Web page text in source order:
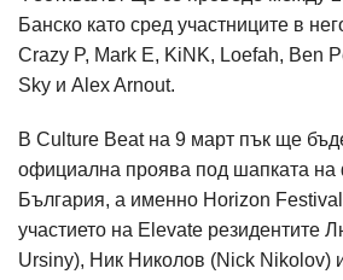
Банско като сред участниците в
Crazy P, Mark E, KiNK, Loefah, Ben
Sky и Alex Arnout.
В Culture Beat на 9 март пък ще
официална проява под шапката на
България, а именно Horizon
участието на Elevate резидентите
Ursiny), Ник Николов (Nick Nikolov)